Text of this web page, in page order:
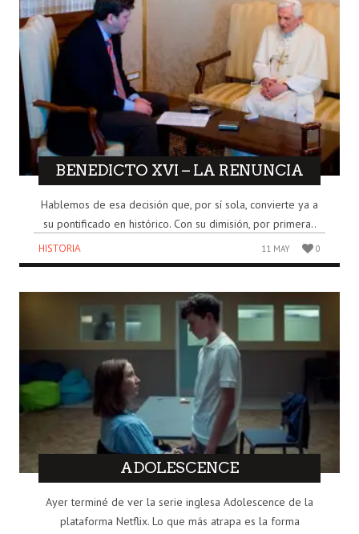
BENEDICTO XVI – LA RENUNCIA
Hablemos de esa decisión que, por sí sola, convierte ya a
su pontificado en histórico. Con su dimisión, por primera..
HISTORIA 11 MAY 0
ADOLESCENCE
Ayer terminé de ver la serie inglesa Adolescence de la
plataforma Netflix. Lo que más atrapa es la forma